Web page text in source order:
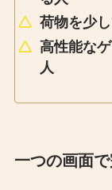
荷物を少
高性能な
人
一つの画面